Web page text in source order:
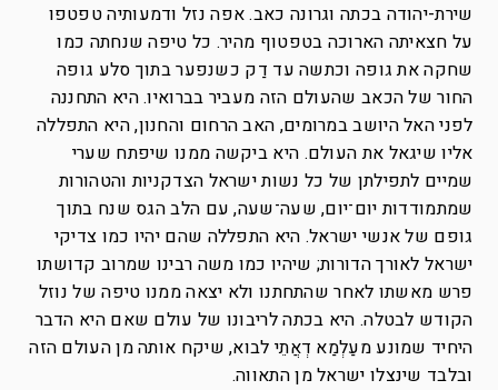
שירת-יהודה בכתה וגרונה כאב. אפה נזל ודמעותיה טפטפו
על חצאיתה הארוכה בטפטוף מהיר. כל טיפה שנחתה כמו
שחקה את גופה וכתשה עד דַק כשנפער בתוך סלע גופה
החור של הכאב שהעולם הזה מעביר בברואיו. היא התחננה
לפני האל היושב במרומים, האב הרחום והחנון, היא התפללה
אליו שיגאל את העולם. היא ביקשה ממנו שיפתח שערי
שמיים לתפילתן של כל נשות ישראל הצדקניות והטהורות
שמתמודדות יום־יום, שעה־שעה, עם הלב הגס שנח בתוך
גופם של אנשי ישראל. היא התפללה שהם יהיו כמו צדיקי
ישראל לאורך הדורות; שיהיו כמו משה רבינו שמרוב קדושתו
פרש מאשתו לאחר שהתחתנו ולא יצאה ממנו טיפה של נוזל
הקודש לבטלה. היא בכתה לריבונו של עולם שאם היא הדבר
היחיד שמונע מעַלְמַא דְאֲתֵי לבוא, שיקח אותה מן העולם הזה
ובלבד שינצלו ישראל מן התאווה.